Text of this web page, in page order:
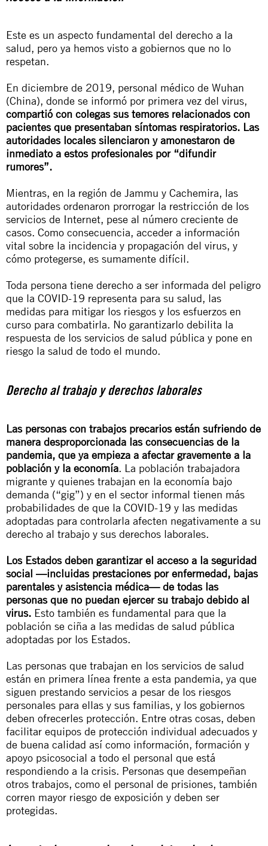
Este es un aspecto fundamental del derecho a la
salud, pero ya hemos visto a gobiernos que no lo
respetan.
En diciembre de 2019, personal médico de Wuhan
(China), donde se informó por primera vez del virus,
compartió con colegas sus temores relacionados con
pacientes que presentaban síntomas respiratorios. Las
autoridades locales silenciaron y amonestaron de
inmediato a estos profesionales por “difundir
rumores”.
Mientras, en la región de Jammu y Cachemira, las
autoridades ordenaron prorrogar la restricción de los
servicios de Internet, pese al número creciente de
casos. Como consecuencia, acceder a información
vital sobre la incidencia y propagación del virus, y
cómo protegerse, es sumamente difícil.
Toda persona tiene derecho a ser informada del peligro
que la COVID-19 representa para su salud, las
medidas para mitigar los riesgos y los esfuerzos en
curso para combatirla. No garantizarlo debilita la
respuesta de los servicios de salud pública y pone en
riesgo la salud de todo el mundo.
Derecho al trabajo y derechos laborales
Las personas con trabajos precarios están sufriendo de
manera desproporcionada las consecuencias de la
pandemia, que ya empieza a afectar gravemente a la
población y la economía. La población trabajadora
migrante y quienes trabajan en la economía bajo
demanda (“gig”) y en el sector informal tienen más
probabilidades de que la COVID-19 y las medidas
adoptadas para controlarla afecten negativamente a su
derecho al trabajo y sus derechos laborales.
Los Estados deben garantizar el acceso a la seguridad
social —incluidas prestaciones por enfermedad, bajas
parentales y asistencia médica— de todas las
personas que no puedan ejercer su trabajo debido al
virus. Esto también es fundamental para que la
población se ciña a las medidas de salud pública
adoptadas por los Estados.
Las personas que trabajan en los servicios de salud
están en primera línea frente a esta pandemia, ya que
siguen prestando servicios a pesar de los riesgos
personales para ellas y sus familias, y los gobiernos
deben ofrecerles protección. Entre otras cosas, deben
facilitar equipos de protección individual adecuados y
de buena calidad así como información, formación y
apoyo psicosocial a todo el personal que está
respondiendo a la crisis. Personas que desempeñan
otros trabajos, como el personal de prisiones, también
corren mayor riesgo de exposición y deben ser
protegidas.